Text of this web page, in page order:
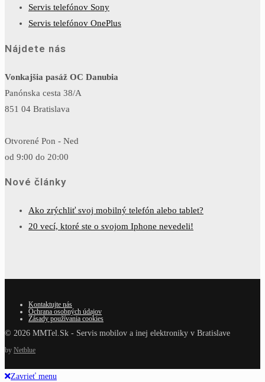
Servis telefónov Sony
Servis telefónov OnePlus
Nájdete nás
Vonkajšia pasáž OC Danubia
Panónska cesta 38/A
851 04 Bratislava
Otvorené Pon - Ned
od 9:00 do 20:00
Nové články
Ako zrýchliť svoj mobilný telefón alebo tablet?
20 vecí, ktoré ste o svojom Iphone nevedeli!
Kontaktujte nás
Ochrana osobných údajov
Zásady používania cookies
© 2026 MMTel.Sk - Servis mobilov a inej elektroniky v Bratislave
by Netblue
Zavrieť menu